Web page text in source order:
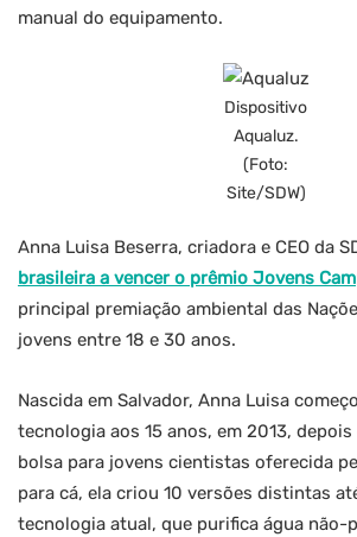
manual do equipamento.
Dispositivo
Aqualuz.
(Foto:
Site/SDW)
Anna Luisa Beserra, criadora e CEO da
brasileira a vencer o prêmio Jovens
principal premiação ambiental das
jovens entre 18 e 30 anos.
Nascida em Salvador, Anna Luisa
tecnologia aos 15 anos, em 2013,
bolsa para jovens cientistas oferecida
para cá, ela criou 10 versões distintas
tecnologia atual, que purifica água não-